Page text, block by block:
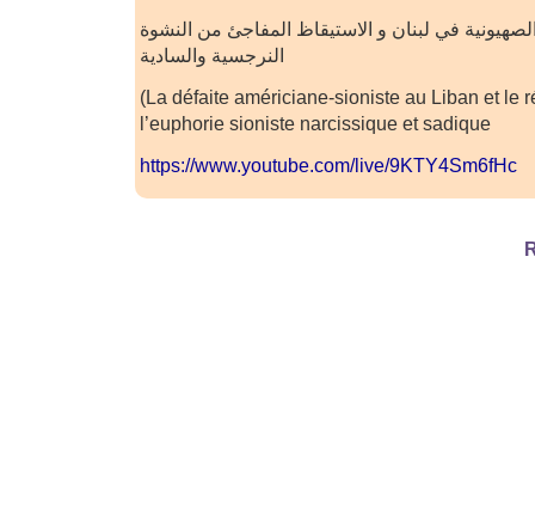
الصهيونية في لبنان و الاستيقاظ المفاجئ من النشوة
النرجسية والسادية
(La défaite américiane-sioniste au Liban et le
l’euphorie sioniste narcissique et sadique
https://www.youtube.com/live/9KTY4Sm6fHc